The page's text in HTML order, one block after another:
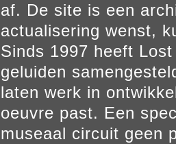
af. De site is een
actualisering wenst,
Sinds 1997 heeft
geluiden
laten werk in
oeuvre past. Een
museaal circuit geen